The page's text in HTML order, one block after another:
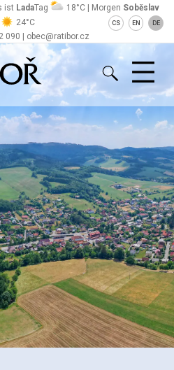
090 | obec@ratibor.cz
ist LadaTag 18°C | Morgen Soběslav
24°C
CS EN DE